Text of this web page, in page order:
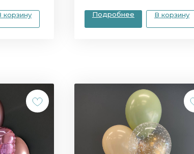
корзину Подробнее В корзину